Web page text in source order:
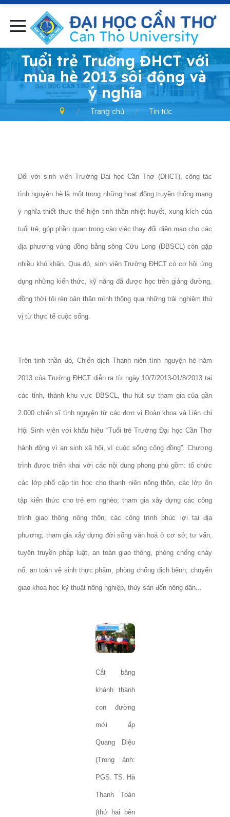
-
Tuổi trẻ Trường ĐHCT với
mùa hè 2013 sôi động và
ý nghĩa
Trang chủ Tin tức
Đối với sinh viên Trường Đại học Cần Thơ (ĐHCT), công tác
tình nguyện hè là một trong những hoạt động truyền thống mang
ý nghĩa thiết thực thể hiện tinh thần nhiệt huyết, xung kích của
tuổi trẻ, góp phần quan trọng vào việc thay đổi diện mạo cho các
địa phương vùng đồng bằng sông Cửu Long (ĐBSCL) còn gặp
nhiều khó khăn. Qua đó, sinh viên Trường ĐHCT có cơ hội ứng
dụng những kiến thức, kỹ năng đã được học trên giảng đường,
đồng thời tôi rèn bản thân mình thông qua những trải nghiệm thú
vị từ thực tế cuộc sống.
Trên tinh thần đó, Chiến dịch Thanh niên tình nguyện hè năm
2013 của Trường ĐHCT diễn ra từ ngày 10/7/2013-01/8/2013 tại
các tỉnh, thành khu vực ĐBSCL, thu hút sự tham gia của gần
2.000 chiến sĩ tình nguyện từ các đơn vị Đoàn khoa và Liên chi
Hội Sinh viên với khẩu hiệu “Tuổi trẻ Trường Đại học Cần Thơ
hành động vì an sinh xã hội, vì cuộc sống cộng đồng”. Chương
trình được triển khai với các nội dung phong phú gồm: tổ chức
các lớp phổ cập tin học cho thanh niên nông thôn, các lớp ôn
tập kiến thức cho trẻ em nghèo; tham gia xây dựng các công
trình giao thông nông thôn, các công trình phúc lợi tại địa
phương; tham gia xây dựng đời sống văn hoá ở cơ sở; tư vấn,
tuyên truyền pháp luật, an toàn giao thông, phòng chống cháy
nổ, an toàn vệ sinh thực phẩm, phòng chống dịch bệnh; chuyển
giao khoa học kỹ thuật nông nghiệp, thủy sản đến nông dân...
Cắt băng
khánh thành
con đường
mới ấp
Quang Diệu
(Trong ảnh:
PGS. TS. Hà
Thanh Toàn
(thứ hai bên